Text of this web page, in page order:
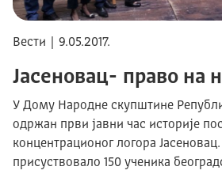
Вести | 9.05.2017.
Јасеновац- право на
У Дому Народне скупштине
одржан први јавни час историје
концентрационог логора Јасеновац.
присуствовало 150 ученика